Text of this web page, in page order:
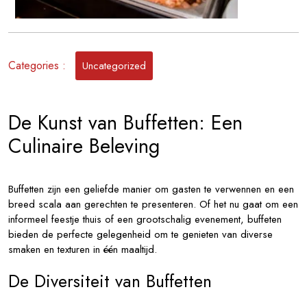
Categories : Uncategorized
De Kunst van Buffetten: Een
Culinaire Beleving
Buffetten zijn een geliefde manier om gasten te verwennen en een
breed scala aan gerechten te presenteren. Of het nu gaat om een
informeel feestje thuis of een grootschalig evenement, buffeten
bieden de perfecte gelegenheid om te genieten van diverse
smaken en texturen in één maaltijd.
De Diversiteit van Buffetten